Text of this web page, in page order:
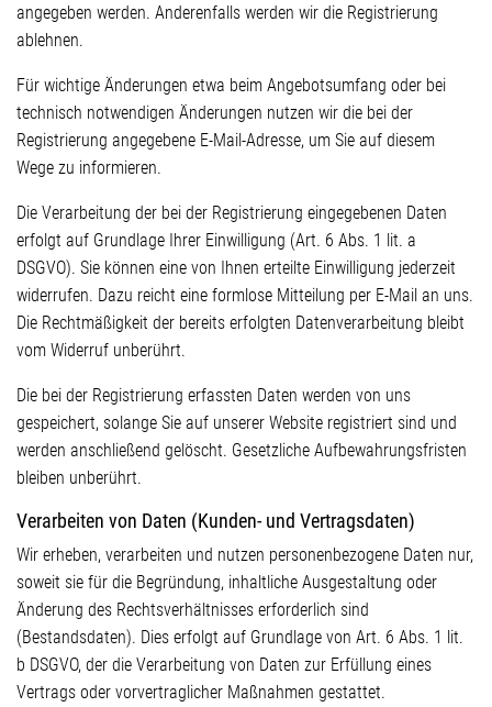
angegeben werden. Anderenfalls werden wir die Registrierung
ablehnen.
Für wichtige Änderungen etwa beim Angebotsumfang oder bei
technisch notwendigen Änderungen nutzen wir die bei der
Registrierung angegebene E-Mail-Adresse, um Sie auf diesem
Wege zu informieren.
Die Verarbeitung der bei der Registrierung eingegebenen Daten
erfolgt auf Grundlage Ihrer Einwilligung (Art. 6 Abs. 1 lit. a
DSGVO). Sie können eine von Ihnen erteilte Einwilligung jederzeit
widerrufen. Dazu reicht eine formlose Mitteilung per E-Mail an uns.
Die Rechtmäßigkeit der bereits erfolgten Datenverarbeitung bleibt
vom Widerruf unberührt.
Die bei der Registrierung erfassten Daten werden von uns
gespeichert, solange Sie auf unserer Website registriert sind und
werden anschließend gelöscht. Gesetzliche Aufbewahrungsfristen
bleiben unberührt.
Verarbeiten von Daten (Kunden- und Vertragsdaten)
Wir erheben, verarbeiten und nutzen personenbezogene Daten nur,
soweit sie für die Begründung, inhaltliche Ausgestaltung oder
Änderung des Rechtsverhältnisses erforderlich sind
(Bestandsdaten). Dies erfolgt auf Grundlage von Art. 6 Abs. 1 lit.
b DSGVO, der die Verarbeitung von Daten zur Erfüllung eines
Vertrags oder vorvertraglicher Maßnahmen gestattet.